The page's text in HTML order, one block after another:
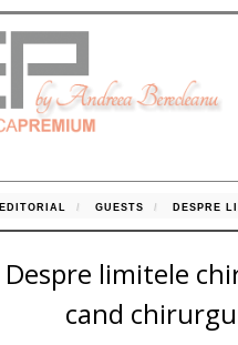
EDITORIAL GUESTS DESPRE
Despre limitele
cand